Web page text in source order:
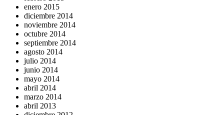
enero 2015
diciembre 2014
noviembre 2014
octubre 2014
septiembre 2014
agosto 2014
julio 2014
junio 2014
mayo 2014
abril 2014
marzo 2014
abril 2013